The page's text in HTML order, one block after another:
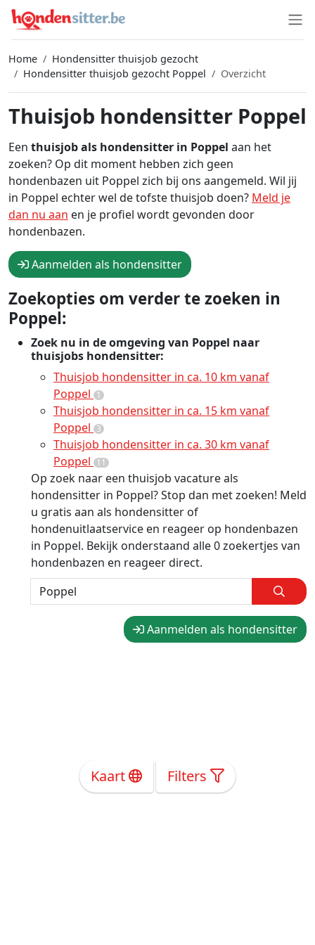
Home
Hondensitter thuisjob gezocht
Hondensitter thuisjob gezocht Poppel
Overzicht
Thuisjob hondensitter Poppel
Een thuisjob als hondensitter in Poppel aan het
zoeken? Op dit moment hebben zich geen
hondenbazen uit Poppel zich bij ons aangemeld. Wil jij
in Poppel echter wel de tofste thuisjob doen? Meld je
dan nu aan en je profiel wordt gevonden door
hondenbazen.
Aanmelden als hondensitter
Zoekopties om verder te zoeken in
Poppel:
Zoek nu in de omgeving van Poppel naar
thuisjobs hondensitter:
Thuisjob hondensitter in ca. 10 km vanaf
Poppel 1
Thuisjob hondensitter in ca. 15 km vanaf
Poppel 3
Thuisjob hondensitter in ca. 30 km vanaf
Poppel 11
Op zoek naar een thuisjob vacature als
hondensitter in Poppel? Stop dan met zoeken! Meld
u gratis aan als hondensitter of
hondenuitlaatservice en reageer op hondenbazen
in Poppel. Bekijk onderstaand alle 0 zoekertjes van
hondenbazen en reageer direct.
Aanmelden als hondensitter
Kaart Filters